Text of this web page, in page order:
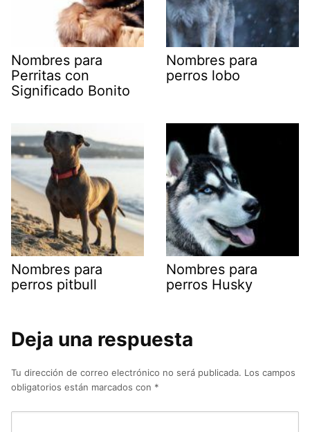
Nombres para
Perritas con
Significado Bonito
Nombres para
perros lobo
Nombres para
perros pitbull
Nombres para
perros Husky
Deja una respuesta
Tu dirección de correo electrónico no será publicada. Los campos
obligatorios están marcados con *